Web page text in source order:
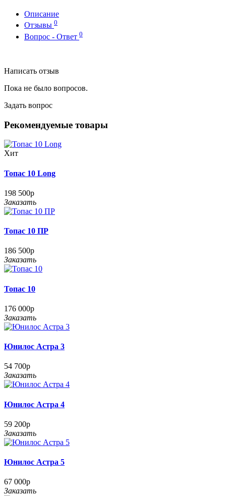
Описание
Отзывы 0
Вопрос - Ответ 0
Написать отзыв
Пока не было вопросов.
Задать вопрос
Рекомендуемые товары
Хит
Топас 10 Long
198 500р
Заказать
Топас 10 ПР
186 500р
Заказать
Топас 10
176 000р
Заказать
Юнилос Астра 3
54 700р
Заказать
Юнилос Астра 4
59 200р
Заказать
Юнилос Астра 5
67 000р
Заказать